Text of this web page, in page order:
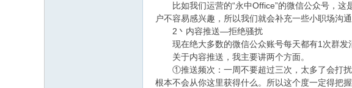
比如我们运营的“永中Office”的微信公众号，这
户不容易感兴趣，所以我们就会补充一些小职场沟
2丶内容推送—拒绝骚扰
现在绝大多数的微信公众账号每天都有1次群发
关于内容推送，我主要讲两个方面。
①推送频次：一周不要超过三次，太多了会打扰
根本不会从你这里获得什么。所以这个度一定得把握